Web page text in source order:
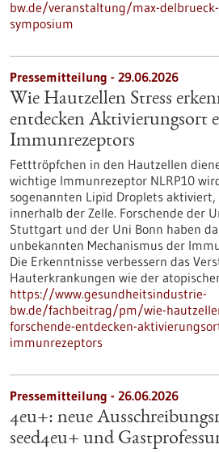
bw.de/veranstaltung/max-
symposium
Pressemitteilung - 29.06.2026
Wie Hautzellen Stress
entdecken Aktivierungsort
Immunrezeptors
Fetttröpfchen in den Hautzellen
wichtige Immunrezeptor NLRP10
sogenannten Lipid Droplets
innerhalb der Zelle. Forschende der
Stuttgart und der Uni Bonn haben
unbekannten Mechanismus der
Die Erkenntnisse verbessern das
Hauterkrankungen wie der
https://www.gesundheitsindustrie-
bw.de/fachbeitrag/pm/wie-
forschende-entdecken-
immunrezeptors
Pressemitteilung - 26.06.2026
4eu+: neue
seed4eu+ und